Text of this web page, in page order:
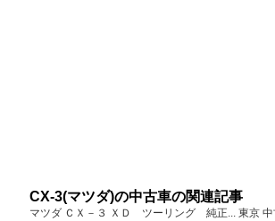
CX-3(マツダ)の中古車の関連記事
マツダ ＣＸ－３ ＸＤ ツーリング 純正... 東京 中